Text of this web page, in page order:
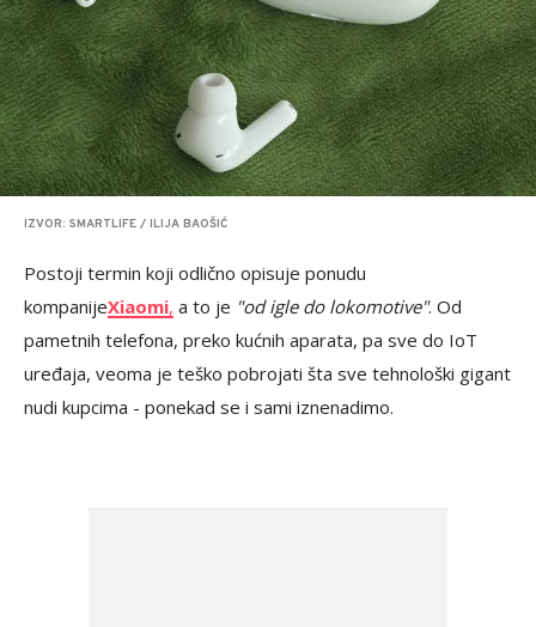
IZVOR: SMARTLIFE / ILIJA BAOŠIĆ
Postoji termin koji odlično opisuje ponudu
kompanijeXiaomi, a to je "od igle do lokomotive". Od
pametnih telefona, preko kućnih aparata, pa sve do IoT
uređaja, veoma je teško pobrojati šta sve tehnološki gigant
nudi kupcima - ponekad se i sami iznenadimo.